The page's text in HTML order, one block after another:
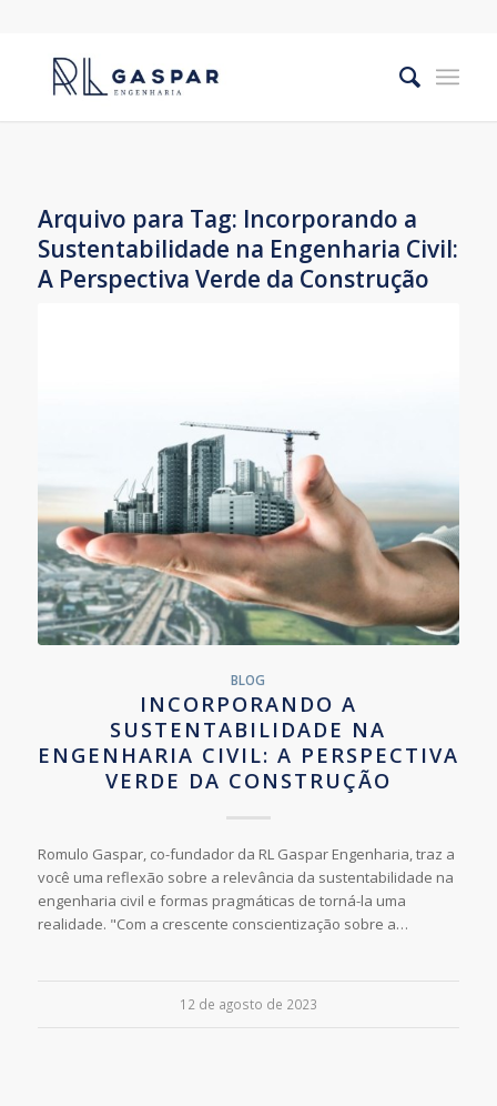
Arquivo para Tag: Incorporando a
Sustentabilidade na Engenharia Civil:
A Perspectiva Verde da Construção
BLOG
INCORPORANDO A
SUSTENTABILIDADE NA
ENGENHARIA CIVIL: A PERSPECTIVA
VERDE DA CONSTRUÇÃO
Romulo Gaspar, co-fundador da RL Gaspar Engenharia, traz a
você uma reflexão sobre a relevância da sustentabilidade na
engenharia civil e formas pragmáticas de torná-la uma
realidade. "Com a crescente conscientização sobre a…
12 de agosto de 2023